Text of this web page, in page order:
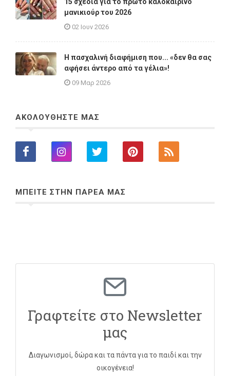
15 σχέδια για το πρώτο καλοκαιρινό
μανικιούρ του 2026
02 Ιουν 2026
Η πασχαλινή διαφήμιση που... «δεν θα σας
αφήσει άντερο από τα γέλια»!
09 Μαρ 2026
ΑΚΟΛΟΥΘΗΣΤΕ ΜΑΣ
ΜΠΕΙΤΕ ΣΤΗΝ ΠΑΡΕΑ ΜΑΣ
Γραφτείτε στο Newsletter
μας
Διαγωνισμοί, δώρα και τα πάντα για το παιδί και την
οικογένεια!